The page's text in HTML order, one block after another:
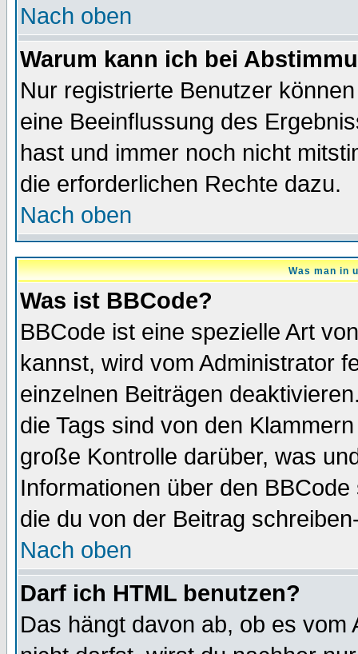
Nach oben
Warum kann ich bei
Nur registrierte Benutzer
eine Beeinflussung des
hast und immer noch nicht
die erforderlichen Rechte dazu.
Nach oben
Was man in
Was ist BBCode?
BBCode ist eine spezielle Art
kannst, wird vom Administrator
einzelnen Beiträgen
die Tags sind von den
große Kontrolle darüber, was
Informationen über den
die du von der Beitrag
Nach oben
Darf ich HTML benutzen?
Das hängt davon ab, ob es